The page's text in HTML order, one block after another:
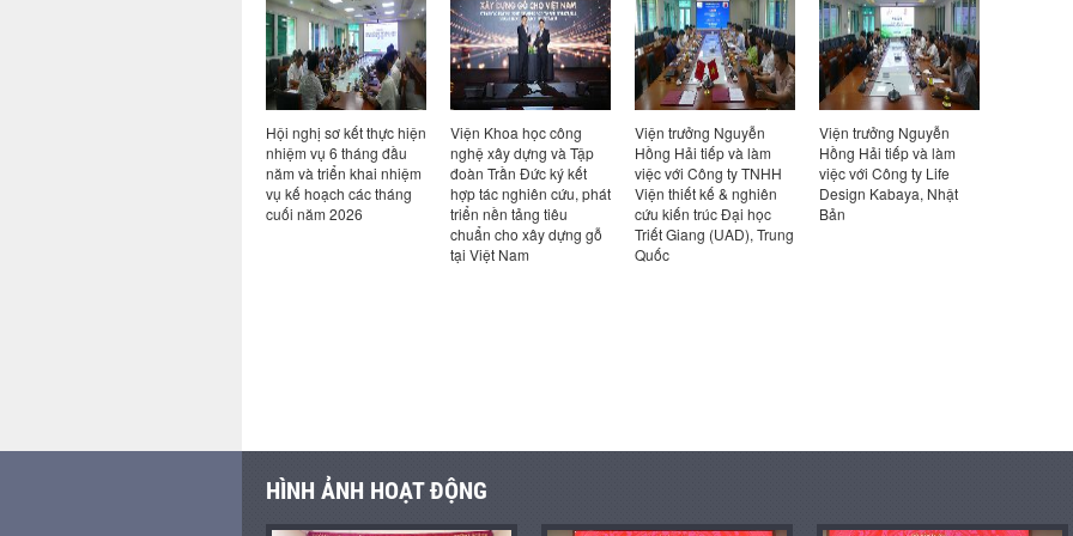
Viện Khoa học công
nghệ xây dựng và Tập
đoàn Trần Đức ký kết
hợp tác nghiên cứu, phát
triển nền tảng tiêu
Viện trưởng Nguyễn
Hồng Hải tiếp và làm
việc với Công ty TNHH
Viện thiết kế & nghiên
cứu kiến trúc Đại học
Triết Giang (UAD), Trung
Quốc
Viện trưởng Nguyễn
Hồng Hải tiếp và làm
việc với Công ty Life
Design Kabaya, Nhật
Bản
Hội thảo khoa học “Nhà
ở xã hội phát thải các-
bon thấp – Định hướng
và giải pháp cho Việt
Nam”
HÌNH ẢNH HOẠT ĐỘNG